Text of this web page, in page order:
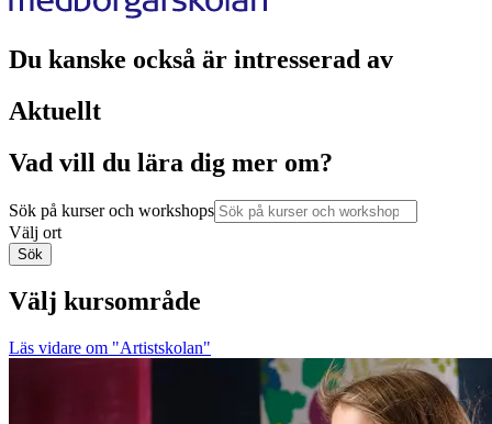
Du kanske också är intresserad av
Aktuellt
Vad vill du lära dig mer om?
Sök på kurser och workshops
Välj ort
Sök
Välj kursområde
Läs vidare om "Artistskolan"